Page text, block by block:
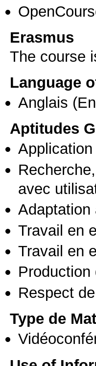
Erasmus
The course
Language
Anglais
Aptitudes
avec
Adaptation
Travail en
Travail en
Respect
Type de